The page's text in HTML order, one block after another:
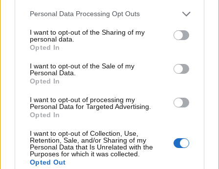
Personal Data Processing Opt Outs
I want to opt-out of the Sharing of my
personal data.
Opted In
I want to opt-out of the Sale of my
Personal Data.
Opted In
I want to opt-out of processing my
Personal Data for Targeted Advertising.
Opted In
I want to opt-out of Collection, Use,
Retention, Sale, and/or Sharing of my
Personal Data that Is Unrelated with the
Purposes for which it was collected.
Opted Out
trattative avanzate affinché Sainz passasse in uno
corte della squadra britannica.